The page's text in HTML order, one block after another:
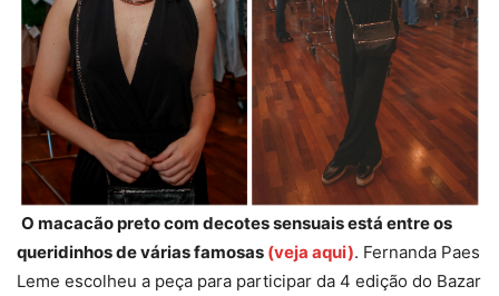
O macacão preto com decotes sensuais está entre os
queridinhos de várias famosas (veja aqui). Fernanda Paes
Leme escolheu a peça para participar da 4 edição do Bazar